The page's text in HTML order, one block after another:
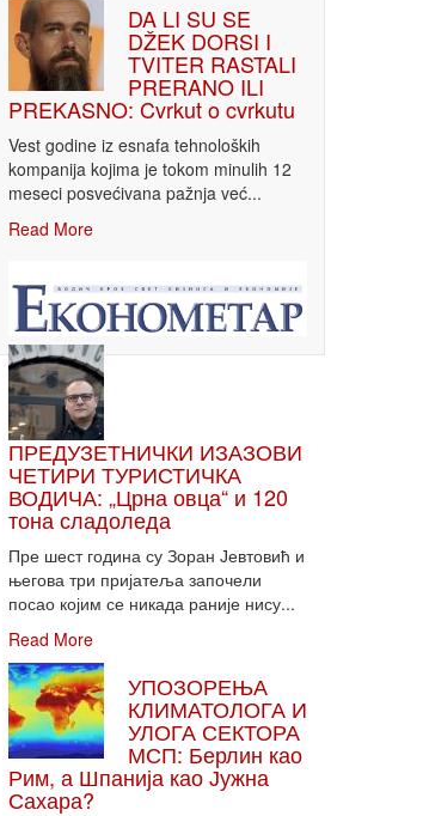
DA LI SU SE
DŽEK DORSI I
TVITER RASTALI
PRERANO ILI
PREKASNO: Cvrkut o cvrkutu
Vest godine iz esnafa tehnoloških
kompanija kojima je tokom minulih 12
meseci posvećivana pažnja već...
Read More
ПРЕДУЗЕТНИЧКИ ИЗАЗОВИ
ЧЕТИРИ ТУРИСТИЧКА
ВОДИЧА: „Црна овца“ и 120
тона сладоледа
Пре шест година су Зоран Јевтовић и
његова три пријатеља започели
посао којим се никада раније нису...
Read More
УПОЗОРЕЊА
КЛИМАТОЛОГА И
УЛОГА СЕКТОРА
МСП: Берлин као
Рим, а Шпанија као Јужна
Сахара?